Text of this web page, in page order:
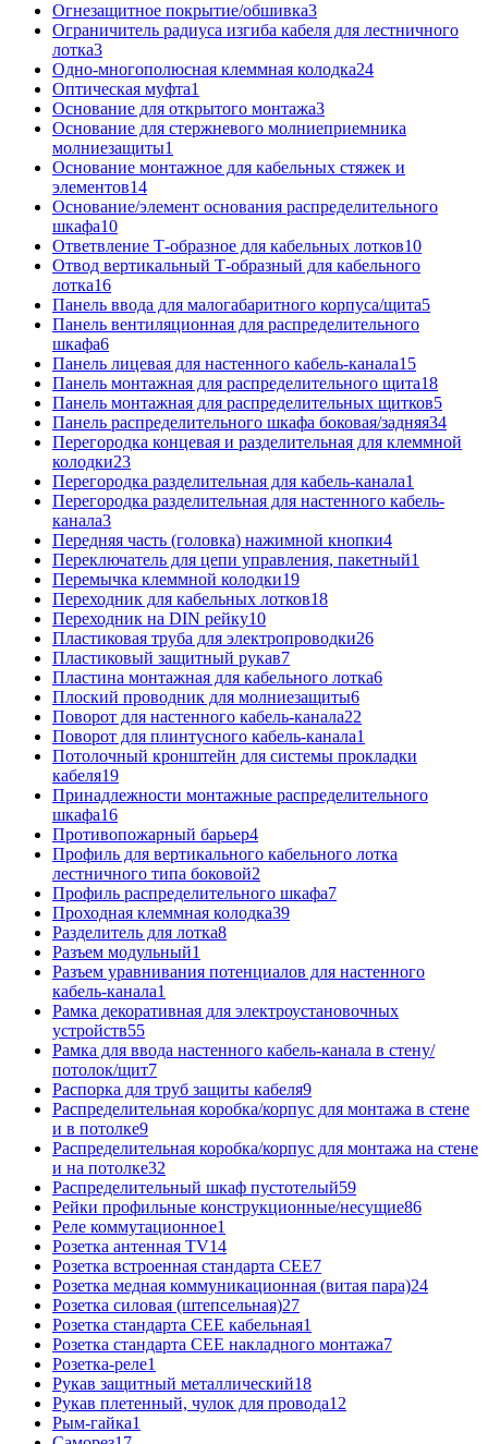
Огнезащитное покрытие/обшивка3
Ограничитель радиуса изгиба кабеля для лестничного
лотка3
Одно-многополюсная клеммная колодка24
Оптическая муфта1
Основание для открытого монтажа3
Основание для стержневого молниеприемника
молниезащиты1
Основание монтажное для кабельных стяжек и
элементов14
Основание/элемент основания распределительного
шкафа10
Ответвление Т-образное для кабельных лотков10
Отвод вертикальный Т-образный для кабельного
лотка16
Панель ввода для малогабаритного корпуса/щита5
Панель вентиляционная для распределительного
шкафа6
Панель лицевая для настенного кабель-канала15
Панель монтажная для распределительного щита18
Панель монтажная для распределительных щитков5
Панель распределительного шкафа боковая/задняя34
Перегородка концевая и разделительная для клеммной
колодки23
Перегородка разделительная для кабель-канала1
Перегородка разделительная для настенного кабель-
канала3
Передняя часть (головка) нажимной кнопки4
Переключатель для цепи управления, пакетный1
Перемычка клеммной колодки19
Переходник для кабельных лотков18
Переходник на DIN рейку10
Пластиковая труба для электропроводки26
Пластиковый защитный рукав7
Пластина монтажная для кабельного лотка6
Плоский проводник для молниезащиты6
Поворот для настенного кабель-канала22
Поворот для плинтусного кабель-канала1
Потолочный кронштейн для системы прокладки
кабеля19
Принадлежности монтажные распределительного
шкафа16
Противопожарный барьер4
Профиль для вертикального кабельного лотка
лестничного типа боковой2
Профиль распределительного шкафа7
Проходная клеммная колодка39
Разделитель для лотка8
Разъем модульный1
Разъем уравнивания потенциалов для настенного
кабель-канала1
Рамка декоративная для электроустановочных
устройств55
Рамка для ввода настенного кабель-канала в стену/
потолок/щит7
Распорка для труб защиты кабеля9
Распределительная коробка/корпус для монтажа в стене
и в потолке9
Распределительная коробка/корпус для монтажа на стене
и на потолке32
Распределительный шкаф пустотелый59
Рейки профильные конструкционные/несущие86
Реле коммутационное1
Розетка антенная TV14
Розетка встроенная стандарта CEE7
Розетка медная коммуникационная (витая пара)24
Розетка силовая (штепсельная)27
Розетка стандарта СЕЕ кабельная1
Розетка стандарта СЕЕ накладного монтажа7
Розетка-реле1
Рукав защитный металлический18
Рукав плетенный, чулок для провода12
Рым-гайка1